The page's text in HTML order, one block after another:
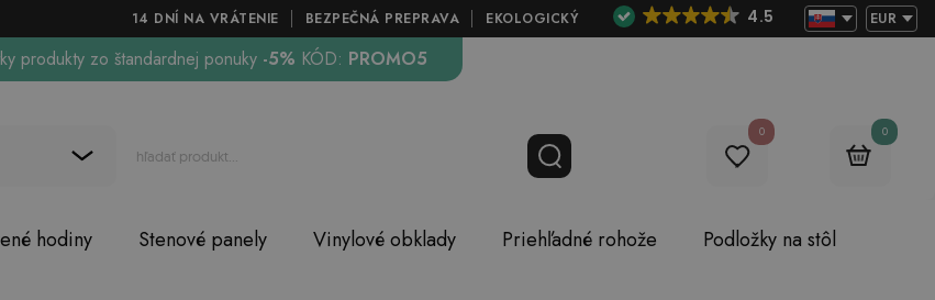
14 DNÍ NA VRÁTENIE BEZPEČNÁ PREPRAVA EKOLOGICKÝ 4.5 EUR
produkty zo štandardnej ponuky -5% KÓD: PROMO5
0 0
hodiny Stenové panely Vinylové obklady Priehľadné rohože Podložky na stôl